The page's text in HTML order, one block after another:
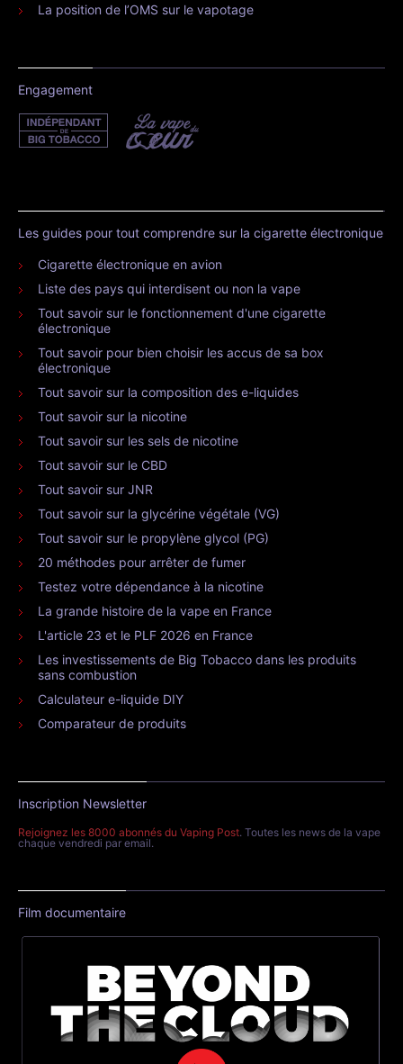
La position de l’OMS sur le vapotage
Engagement
Les guides pour tout comprendre sur la cigarette électronique
Cigarette électronique en avion
Liste des pays qui interdisent ou non la vape
Tout savoir sur le fonctionnement d'une cigarette
électronique
Tout savoir pour bien choisir les accus de sa box
électronique
Tout savoir sur la composition des e-liquides
Tout savoir sur la nicotine
Tout savoir sur les sels de nicotine
Tout savoir sur le CBD
Tout savoir sur JNR
Tout savoir sur la glycérine végétale (VG)
Tout savoir sur le propylène glycol (PG)
20 méthodes pour arrêter de fumer
Testez votre dépendance à la nicotine
La grande histoire de la vape en France
L'article 23 et le PLF 2026 en France
Les investissements de Big Tobacco dans les produits
sans combustion
Calculateur e-liquide DIY
Comparateur de produits
Inscription Newsletter
Rejoignez les 8000 abonnés du Vaping Post. Toutes les news de la vape
chaque vendredi par email.
Film documentaire